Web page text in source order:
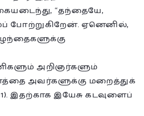
“தந்தையே,
ஏனெனில்,
அறிஞர்களும்
அவர்களுக்கு மறைத்துக்
இதற்காக இயேசு கடவுளைப்